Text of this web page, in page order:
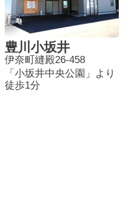
豊川小坂井
伊奈町縫殿26-458
「小坂井中央公園」より
徒歩1分